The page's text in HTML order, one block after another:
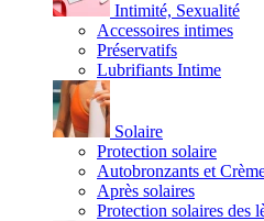
Intimité, Sexualité
Accessoires intimes
Préservatifs
Lubrifiants Intime
Solaire
Protection solaire
Autobronzants et
Après solaires
Protection solaires des